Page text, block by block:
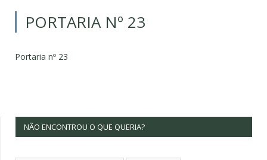
PORTARIA Nº 23
Portaria nº 23
NÃO ENCONTROU O QUE QUERIA?